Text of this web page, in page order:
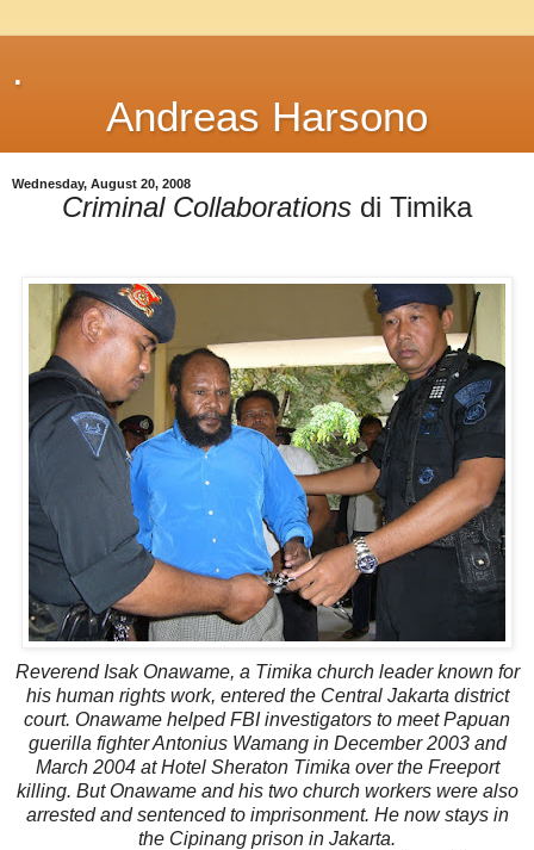
.
Andreas Harsono
Wednesday, August 20, 2008
Criminal Collaborations di Timika
Reverend Isak Onawame, a Timika church leader known for
his human rights work, entered the Central Jakarta district
court. Onawame helped FBI investigators to meet Papuan
guerilla fighter Antonius Wamang in December 2003 and
March 2004 at Hotel Sheraton Timika over the Freeport
killing. But Onawame and his two church workers were also
arrested and sentenced to imprisonment. He now stays in
the Cipinang prison in Jakarta.